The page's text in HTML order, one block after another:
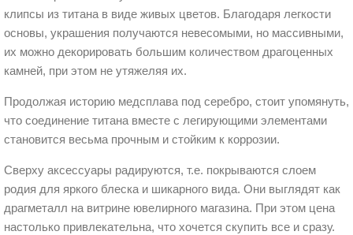
клипсы из титана в виде живых цветов. Благодаря легкости
основы, украшения получаются невесомыми, но массивными,
их можно декорировать большим количеством драгоценных
камней, при этом не утяжеляя их.
Продолжая историю медсплава под серебро, стоит упомянуть,
что соединение титана вместе с легирующими элементами
становится весьма прочным и стойким к коррозии.
Сверху аксессуары радируются, т.е. покрываются слоем
родия для яркого блеска и шикарного вида. Они выглядят как
драгметалл на витрине ювелирного магазина. При этом цена
настолько привлекательна, что хочется скупить все и сразу.